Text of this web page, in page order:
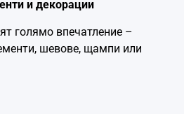
и декорации
голямо впечатление –
шевове, щампи или